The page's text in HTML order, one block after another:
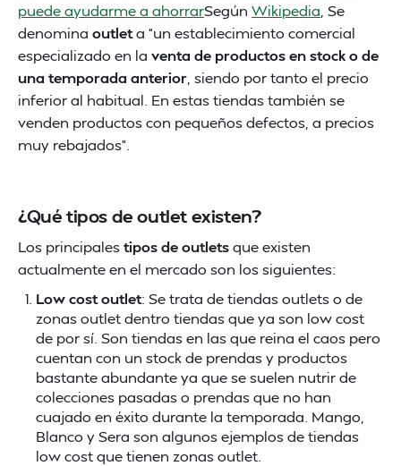
puede ayudarme a ahorrarSegún Wikipedia , Se
denomina outleta “un establecimiento comercial
especializado en la venta de productos en stock o de
una temporada anterior , siendo por tanto el precio
inferior al habitual. En estas tiendas también se
venden productos con pequeños defectos, a precios
muy rebajados”.
¿Qué tipos de outlet existen?
Los principalestipos de outletsque existen
actualmente en el mercado son los siguientes:
Low cost outlet: Se trata de tiendas outlets o de
zonas outlet dentro tiendas que ya son low cost
de por sí. Son tiendas en las que reina el caos pero
cuentan con un stock de prendas y productos
bastante abundante ya que se suelen nutrir de
colecciones pasadas o prendas que no han
cuajado en éxito durante la temporada. Mango,
Blanco y Sera son algunos ejemplos de tiendas
low cost que tienen zonas outlet.